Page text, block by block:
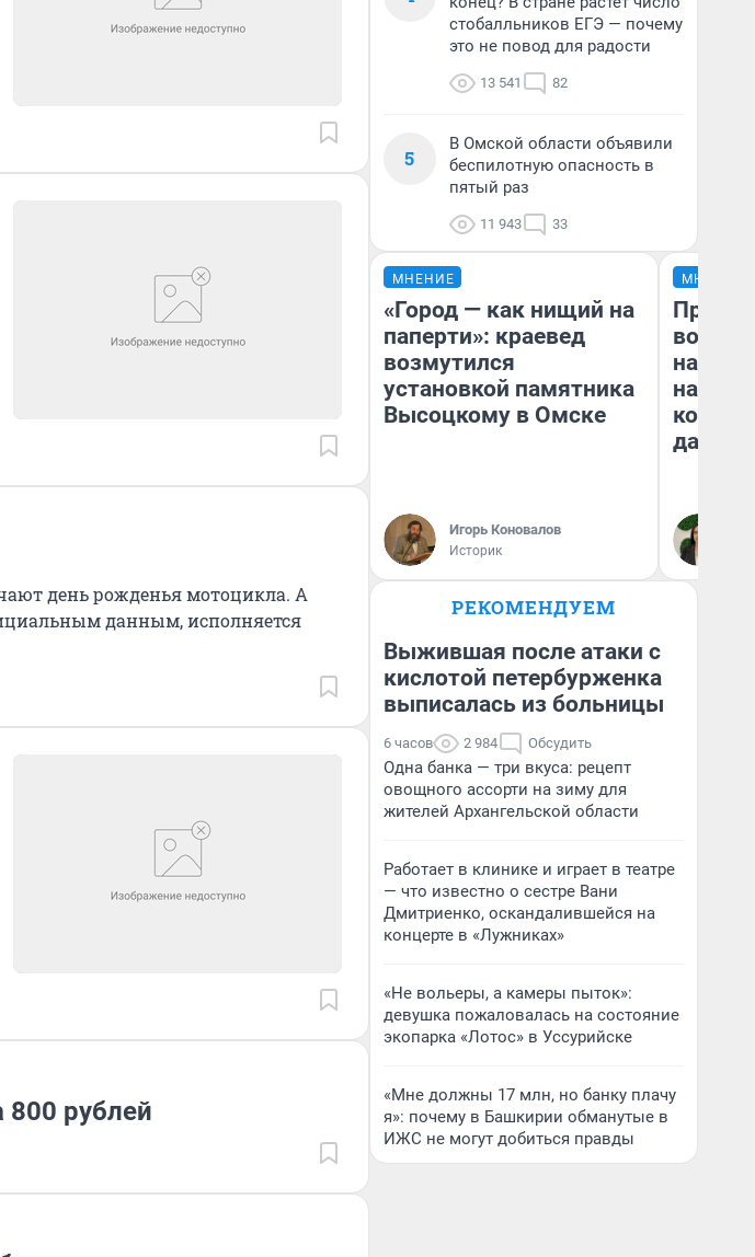
день рожденья мотоцикла. А
данным, исполняется
800 рублей
стобалльников ЕГЭ — почему
это не повод для радости
13 541 82
5
В Омской области объявили
беспилотную опасность в
пятый раз
11 943 33
МНЕНИЕ
«Город — как нищий на
паперти»: краевед
возмутился
установкой памятника
Высоцкому в Омске
Игорь Коновалов
Историк
МНЕНИЕ
нам
даже
РЕКОМЕНДУЕМ
Выжившая после атаки с
кислотой петербурженка
выписалась из больницы
6 часов 2 984 Обсудить
Одна банка — три вкуса: рецепт
овощного ассорти на зиму для
жителей Архангельской области
Работает в клинике и играет в театре
— что известно о сестре Вани
Дмитриенко, оскандалившейся на
концерте в «Лужниках»
«Не вольеры, а камеры пыток»:
девушка пожаловалась на состояние
экопарка «Лотос» в Уссурийске
«Мне должны 17 млн, но банку плачу
я»: почему в Башкирии обманутые в
ИЖС не могут добиться правды